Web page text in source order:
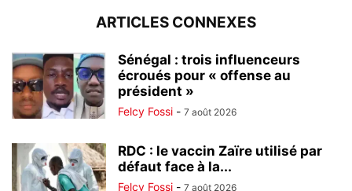
ARTICLES CONNEXES
Sénégal : trois influenceurs
écroués pour « offense au
président »
Felcy Fossi - 7 août 2026
RDC : le vaccin Zaïre utilisé par
défaut face à la...
Felcy Fossi - 7 août 2026